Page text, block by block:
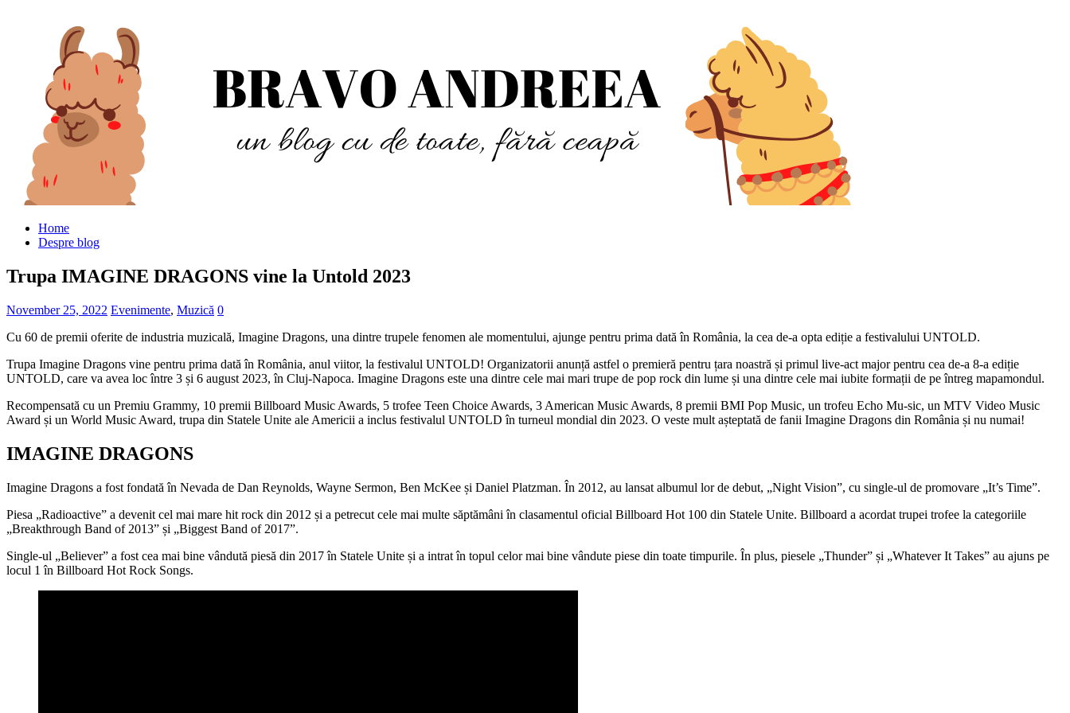
Home
Despre blog
Trupa IMAGINE DRAGONS vine la Untold 2023
November 25, 2022 Evenimente, Muzică 0
Cu 60 de premii oferite de industria muzicală, Imagine Dragons, una dintre trupele fenomen ale momentului, ajunge pentru prima dată în România, la cea de-a opta ediție a festivalului UNTOLD.
Trupa Imagine Dragons vine pentru prima dată în România, anul viitor, la festivalul UNTOLD! Organizatorii anunță astfel o premieră pentru țara noastră și primul live-act major pentru cea de-a 8-a ediție
UNTOLD, care va avea loc între 3 și 6 august 2023, în Cluj-Napoca. Imagine Dragons este una dintre cele mai mari trupe de pop rock din lume și una dintre cele mai iubite formații de pe întreg mapamondul.
Recompensată cu un Premiu Grammy, 10 premii Billboard Music Awards, 5 trofee Teen Choice Awards, 3 American Music Awards, 8 premii BMI Pop Music, un trofeu Echo Mu-sic, un MTV Video Music
Award și un World Music Award, trupa din Statele Unite ale Americii a inclus festivalul UNTOLD în turneul mondial din 2023. O veste mult așteptată de fanii Imagine Dragons din România și nu numai!
IMAGINE DRAGONS
Imagine Dragons a fost fondată în Nevada de Dan Reynolds, Wayne Sermon, Ben McKee și Daniel Platzman. În 2012, au lansat albumul lor de debut, „Night Vision”, cu single-ul de promovare „It’s Time”.
Piesa „Radioactive” a devenit cel mai mare hit rock din 2012 și a petrecut cele mai multe săptămâni în clasamentul oficial Billboard Hot 100 din Statele Unite. Billboard a acordat trupei trofee la categoriile
„Breakthrough Band of 2013” și „Biggest Band of 2017”.
Single-ul „Believer” a fost cea mai bine vândută piesă din 2017 în Statele Unite și a intrat în topul celor mai bine vândute piese din toate timpurile. În plus, piesele „Thunder” și „Whatever It Takes” au ajuns pe
locul 1 în Billboard Hot Rock Songs.